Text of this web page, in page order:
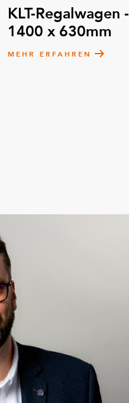
KLT-Regalwagen -
1400 x 630mm
MEHR ERFAHREN